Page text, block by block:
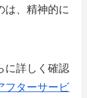
は、精神的に
に詳しく確認
フターサービ